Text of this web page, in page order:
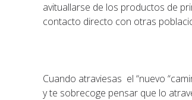
avituallarse de los productos de
contacto directo con otras
Cuando atraviesas el “nuevo
y te sobrecoge pensar que lo